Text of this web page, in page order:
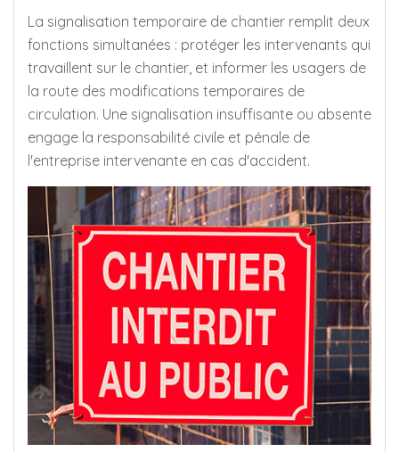
La signalisation temporaire de chantier remplit deux
fonctions simultanées : protéger les intervenants qui
travaillent sur le chantier, et informer les usagers de
la route des modifications temporaires de
circulation. Une signalisation insuffisante ou absente
engage la responsabilité civile et pénale de
l'entreprise intervenante en cas d'accident.